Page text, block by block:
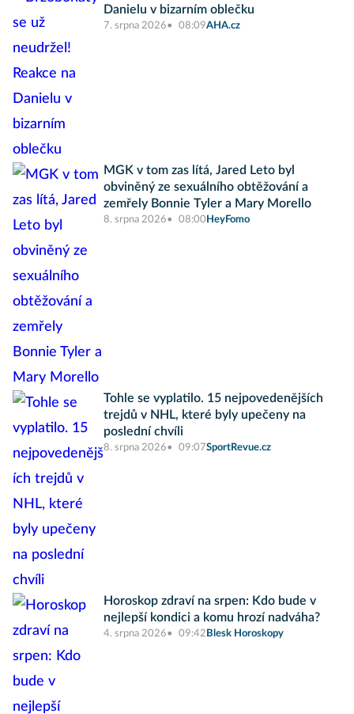
Danielu v bizarním oblečku
7. srpna 2026 08:09AHA.cz
MGK v tom zas lítá, Jared Leto byl
obviněný ze sexuálního obtěžování a
zemřely Bonnie Tyler a Mary Morello
8. srpna 2026 08:00 HeyFomo
Tohle se vyplatilo. 15 nejpovedenějších
trejdů v NHL, které byly upečeny na
poslední chvíli
8. srpna 2026 09:07SportRevue.cz
Horoskop zdraví na srpen: Kdo bude v
nejlepší kondici a komu hrozí nadváha?
4. srpna 2026 09:42 Blesk Horoskopy